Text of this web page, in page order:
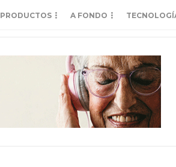
PRODUCTOS A FONDO